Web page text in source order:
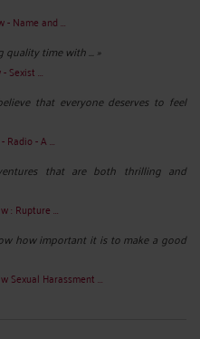
- Name and ...
quality time with ... »
Sexist ...
that everyone deserves to feel
Radio - A ...
that are both thrilling and
: Rupture ...
how important it is to make a good
Sexual Harassment ...